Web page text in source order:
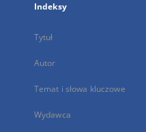
Indeksy
Tytuł
Autor
Temat i słowa kluczowe
Wydawca